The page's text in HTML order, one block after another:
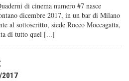
di cinema numero #7 nasce
dicembre 2017, in un bar di Milano
al sottoscritto, siede Rocco Moccagatta,
di tutto quel [...]
2017